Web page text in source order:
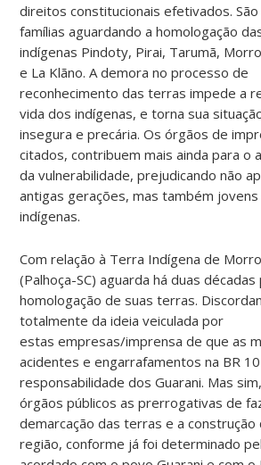
direitos constitucionais efetivados.
famílias aguardando a homologação
indígenas Pindoty, Pirai, Tarumã, Morro
e La Klãno. A demora no processo de
reconhecimento das terras impede a
vida dos indígenas, e torna sua
insegura e precária. Os órgãos de
citados, contribuem mais ainda para o
da vulnerabilidade, prejudicando não
antigas gerações, mas também jovens
indígenas.
Com relação à Terra Indígena de
(Palhoça-SC) aguarda há duas décadas
homologação de suas terras.
totalmente da ideia veiculada por
estas empresas/imprensa de que as
acidentes e engarrafamentos na BR
responsabilidade dos Guarani. Mas
órgãos públicos as prerrogativas de
demarcação das terras e a construção
região, conforme já foi determinado